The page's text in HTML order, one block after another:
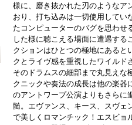
様に、磨き抜かれた刃のようなア
おり、打ち込みは一切使用してい
たコンピューターのバグを思わせ
した様に聴こえる場面に遭遇する
クションはひとつの極地にあると
クとライヴ感を重視したワイルド
そのドラムスの細部まで丸見えな
クニックや奏法の成長は他の楽器
のアントワープ公演よりもさらに
髄。エヴァンス、キース、スヴェ
で美しくロマンチック！エスビ